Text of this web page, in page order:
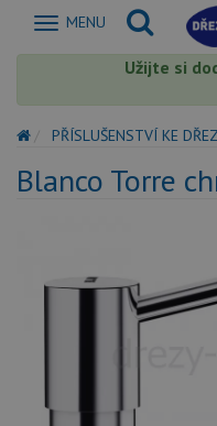
Zobrazit
MENU
Užijte si
PŘÍSLUŠENSTVÍ KE
Blanco Torre